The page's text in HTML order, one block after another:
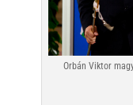
Orbán Viktor